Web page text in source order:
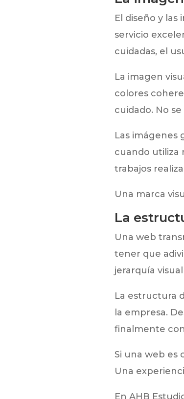
El diseño y
servicio
cuidadas, el
La imagen
colores
cuidado. No
Las imágenes
cuando utiliza
trabajos
Una marca
La
Una web
tener que
jerarquía
La estructura
la empresa.
finalmente
Si una web es
Una
En AHB